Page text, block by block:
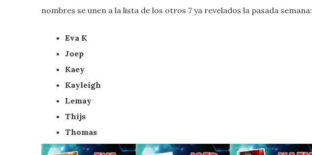
nombres se unen a la lista de los otros 7 ya revelados la pasada semana:
Eva K
Joep
Kaey
Kayleigh
Lemay
Thijs
Thomas